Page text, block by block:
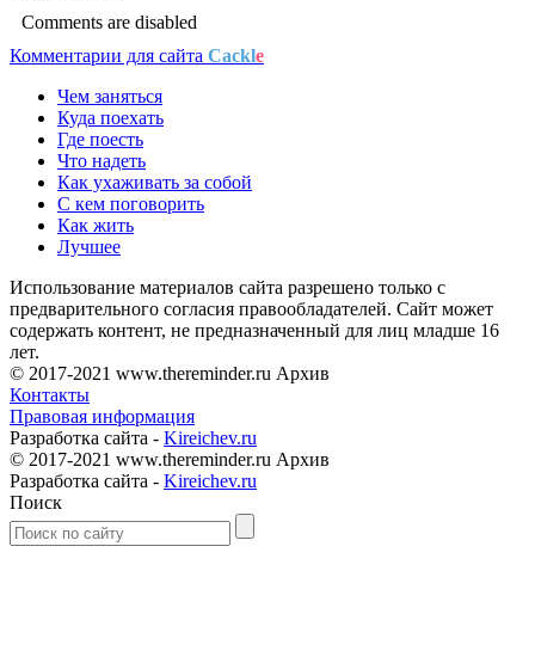
Comments are disabled
Комментарии для сайта Cackle
Чем заняться
Куда поехать
Где поесть
Что надеть
Как ухаживать за собой
С кем поговорить
Как жить
Лучшее
Использование материалов сайта разрешено только с
предварительного согласия правообладателей. Сайт может
содержать контент, не предназначенный для лиц младше 16
лет.
© 2017-2021 www.thereminder.ru Архив
Контакты
Правовая информация
Разработка сайта - Kireichev.ru
© 2017-2021 www.thereminder.ru Архив
Разработка сайта - Kireichev.ru
Поиск